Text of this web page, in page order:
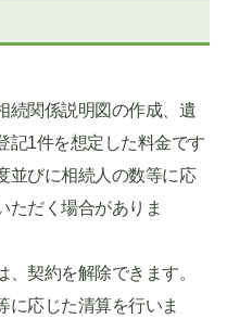
続関係説明図の作成、遺
記1件を想定した料金です
並びに相続人の数等に応
ただく場合がありま
契約を解除できます。
に応じた清算を行いま